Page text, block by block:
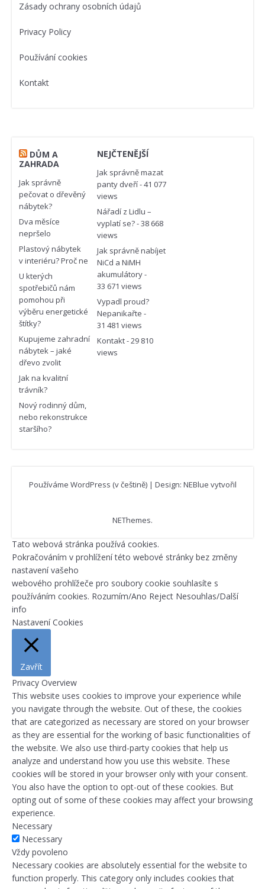
Zásady ochrany osobních údajů
Privacy Policy
Používání cookies
Kontakt
DŮM A
ZAHRADA
Jak správně
pečovat o dřevěný
nábytek?
Dva měsíce
nepršelo
Plastový nábytek
v interiéru? Proč ne
U kterých
spotřebičů nám
pomohou při
výběru energetické
štítky?
Kupujeme zahradní
nábytek – jaké
dřevo zvolit
Jak na kvalitní
trávník?
Nový rodinný dům,
nebo rekonstrukce
staršího?
NEJČTENĚJŠÍ
Jak správně mazat
panty dveří- 41 077
views
Nářadí z Lidlu –
vyplatí se?- 38 668
views
Jak správně nabíjet
NiCd a NiMH
akumulátory-
33 671 views
Vypadl proud?
Nepanikařte -
31 481 views
Kontakt- 29 810
views
Používáme WordPress (v češtině) | Design: NEBlue vytvořil
NEThemes.
Tato webová stránka používá cookies.
Pokračováním v prohlížení této webové stránky bez změny
nastavení vašeho
webového prohlížeče pro soubory cookie souhlasíte s
používáním cookies. Rozumím/Ano Reject Nesouhlas/Další
info
Nastavení Cookies
Zavřít
Privacy Overview
This website uses cookies to improve your experience while
you navigate through the website. Out of these, the cookies
that are categorized as necessary are stored on your browser
as they are essential for the working of basic functionalities of
the website. We also use third-party cookies that help us
analyze and understand how you use this website. These
cookies will be stored in your browser only with your consent.
You also have the option to opt-out of these cookies. But
opting out of some of these cookies may affect your browsing
experience.
Necessary
Necessary
Vždy povoleno
Necessary cookies are absolutely essential for the website to
function properly. This category only includes cookies that